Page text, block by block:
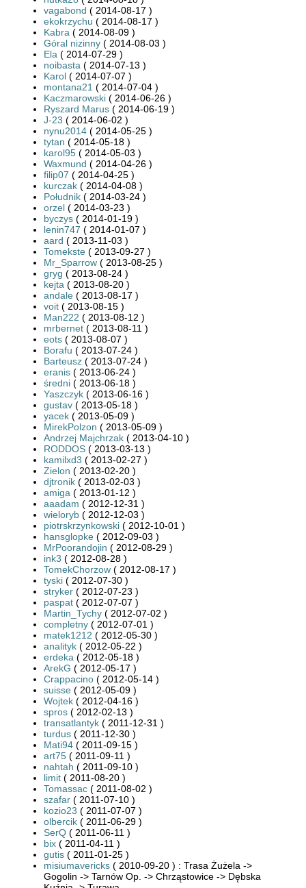
vagabond ( 2014-08-17 )
ekokrzychu ( 2014-08-17 )
Kabra ( 2014-08-09 )
Góral nizinny ( 2014-08-03 )
Ela ( 2014-07-29 )
noibasta ( 2014-07-13 )
Karol ( 2014-07-07 )
montana21 ( 2014-07-04 )
Kaczmarowski ( 2014-06-26 )
Ryszard Marus ( 2014-06-19 )
J-23 ( 2014-06-02 )
nynu2014 ( 2014-05-25 )
tytan ( 2014-05-18 )
karol95 ( 2014-05-03 )
Waxmund ( 2014-04-26 )
filip07 ( 2014-04-25 )
kurczak ( 2014-04-08 )
Południk ( 2014-03-24 )
orzel ( 2014-03-23 )
byczys ( 2014-01-19 )
lenin747 ( 2014-01-07 )
aard ( 2013-11-03 )
Tomekste ( 2013-09-27 )
Mr_Sparrow ( 2013-08-25 )
gryg ( 2013-08-24 )
kejta ( 2013-08-20 )
andale ( 2013-08-17 )
voit ( 2013-08-15 )
Man222 ( 2013-08-12 )
mrbernet ( 2013-08-11 )
eots ( 2013-08-07 )
Borafu ( 2013-07-24 )
Barteusz ( 2013-07-24 )
eranis ( 2013-06-24 )
średni ( 2013-06-18 )
Yaszczyk ( 2013-06-16 )
gustav ( 2013-05-18 )
yacek ( 2013-05-09 )
MirekPolzon ( 2013-05-09 )
Andrzej Majchrzak ( 2013-04-10 )
RODDOS ( 2013-03-13 )
kamilxd3 ( 2013-02-27 )
Zielon ( 2013-02-20 )
djtronik ( 2013-02-03 )
amiga ( 2013-01-12 )
aaadam ( 2012-12-31 )
wieloryb ( 2012-12-03 )
piotrskrzynkowski ( 2012-10-01 )
hansglopke ( 2012-09-03 )
MrPoorandojin ( 2012-08-29 )
ink3 ( 2012-08-28 )
TomekChorzow ( 2012-08-17 )
tyski ( 2012-07-30 )
stryker ( 2012-07-23 )
paspat ( 2012-07-07 )
Martin_Tychy ( 2012-07-02 )
completny ( 2012-07-01 )
matek1212 ( 2012-05-30 )
analityk ( 2012-05-22 )
erdeka ( 2012-05-18 )
ArekG ( 2012-05-17 )
Crappacino ( 2012-05-14 )
suisse ( 2012-05-09 )
Wojtek ( 2012-04-16 )
spros ( 2012-02-13 )
transatlantyk ( 2011-12-31 )
turdus ( 2011-12-30 )
Mati94 ( 2011-09-15 )
art75 ( 2011-09-11 )
nahtah ( 2011-09-10 )
limit ( 2011-08-20 )
Tomassac ( 2011-08-02 )
szafar ( 2011-07-10 )
kozio23 ( 2011-07-07 )
olbercik ( 2011-06-29 )
SerQ ( 2011-06-11 )
bix ( 2011-04-11 )
gutis ( 2011-01-25 )
misiumavericks ( 2010-09-20 ) : Trasa Żużela ->
Gogolin -> Tarnów Op. -> Chrząstowice -> Dębska